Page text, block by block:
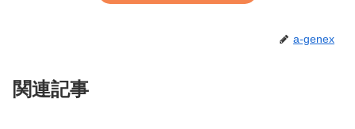
a-genex
関連記事